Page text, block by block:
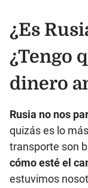
¿Es
¿Tengo
dinero
Rusia no nos
quizás es lo
transporte son
cómo esté el
estuvimos